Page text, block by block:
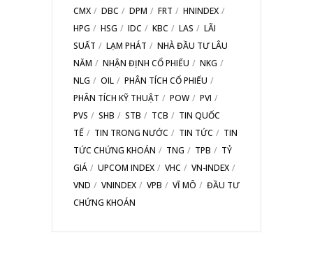
CMX
DBC DPM FRT
HNINDEX
HPG
HSG IDC KBC LAS
LÃI
SUẤT
LẠM PHÁT
NHÀ ĐẦU TƯ LÂU
NĂM
NHẬN ĐỊNH CỔ PHIẾU
NKG
NLG
OIL
PHÂN TÍCH CỔ PHIẾU
PHÂN TÍCH KỸ THUẬT
POW
PVI
PVS
SHB STB TCB
TIN QUỐC
TẾ
TIN TRONG NƯỚC TIN TỨC
TIN
TỨC CHỨNG KHOÁN
TNG TPB
TỶ
GIÁ
UPCOM INDEX VHC
VN-INDEX
VND
VNINDEX VPB VĨ MÔ
ĐẦU TƯ
CHỨNG KHOÁN